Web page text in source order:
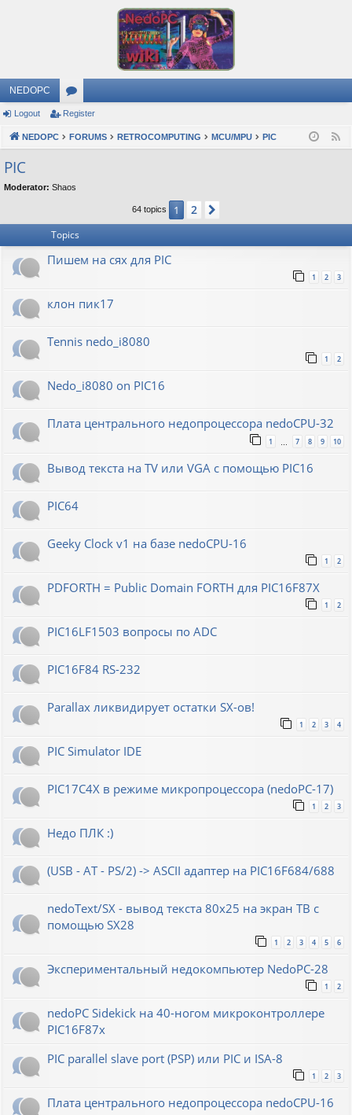
NEDOPC
or
u
s
Logout Register
NEDOPC FORUMS RETROCOMPUTING MCU/MPU PIC
PIC
Moderator: Shaos
64 topics 1 2
Topics
Пишем на сях для PIC
1 2 3
клон пик17
Tennis nedo_i8080
1 2
Nedo_i8080 on PIC16
Плата центрального недопроцессора nedoCPU-32
1 7 8 9 10
Вывод текста на TV или VGA с помощью PIC16
PIC64
Geeky Clock v1 на базе nedoCPU-16
1 2
PDFORTH = Public Domain FORTH для PIC16F87X
1 2
PIC16LF1503 вопросы по ADC
PIC16F84 RS-232
Parallax ликвидирует остатки SX-ов!
1 2 3 4
PIC Simulator IDE
PIC17C4X в режиме микропроцессора (nedoPC-17)
1 2 3
Недо ПЛК :)
(USB - AT - PS/2) -> ASCII адаптер на PIC16F684/688
nedoText/SX - вывод текста 80x25 на экран ТВ с
помощью SX28
1 2 3 4 5 6
Экспериментальный недокомпьютер NedoPC-28
1 2
nedoPC Sidekick на 40-ногом микроконтроллере
PIC16F87x
PIC parallel slave port (PSP) или PIC и ISA-8
1 2 3
Плата центрального недопроцессора nedoCPU-16